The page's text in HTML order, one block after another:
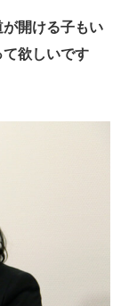
開ける子もい
欲しいです